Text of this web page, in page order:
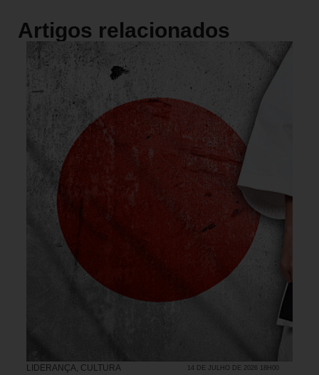
Artigos relacionados
LIDERANÇA, CULTURA
14 DE JULHO DE 2026 18H00